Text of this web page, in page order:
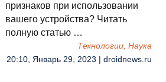
признаков при использовании
вашего устройства? Читать
полную статью …
Технологии, Наука
20:10, Январь 29, 2023 | droidnews.ru